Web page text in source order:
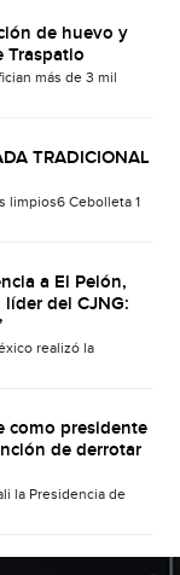
de huevo y
Traspatio
más de 3 mil
TRADICIONAL
limpios6 Cebolleta 1
a El Pelón,
del CJNG:
realizó la
como presidente
de derrotar
la Presidencia de